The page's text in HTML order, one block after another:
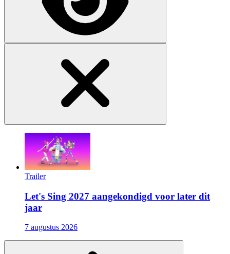
Trailer
Let's Sing 2027 aangekondigd voor later dit
jaar
7 augustus 2026